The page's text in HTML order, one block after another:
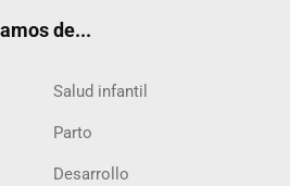
de...
Salud infantil
Parto
Desarrollo